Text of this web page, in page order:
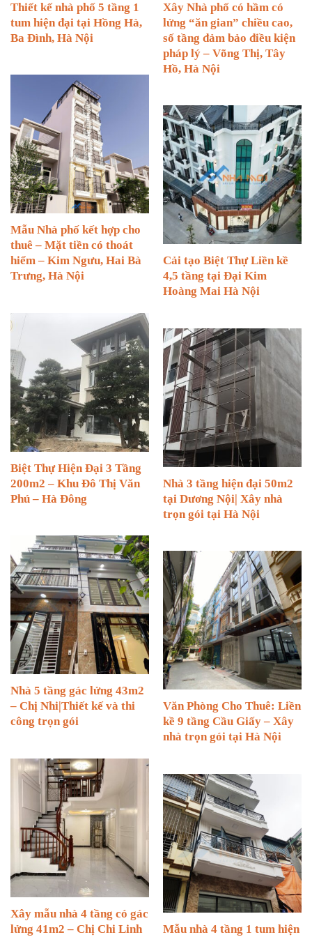
Thiết kế nhà phố 5 tầng 1
tum hiện đại tại Hồng Hà,
Ba Đình, Hà Nội
Xây Nhà phố có hầm có
lửng “ăn gian” chiều cao,
số tầng đảm bảo điều kiện
pháp lý – Võng Thị, Tây
Hồ, Hà Nội
Mẫu Nhà phố kết hợp cho
thuê – Mặt tiền có thoát
hiểm – Kim Ngưu, Hai Bà
Trưng, Hà Nội
Cải tạo Biệt Thự Liền kề
4,5 tầng tại Đại Kim
Hoàng Mai Hà Nội
Biệt Thự Hiện Đại 3 Tầng
200m2 – Khu Đô Thị Văn
Phú – Hà Đông
Nhà 3 tầng hiện đại 50m2
tại Dương Nội| Xây nhà
trọn gói tại Hà Nội
Nhà 5 tầng gác lửng 43m2
– Chị Nhi|Thiết kế và thi
công trọn gói
Văn Phòng Cho Thuê: Liền
kề 9 tầng Cầu Giấy – Xây
nhà trọn gói tại Hà Nội
Xây mẫu nhà 4 tầng có gác
lửng 41m2 – Chị Chi Linh
Mẫu nhà 4 tầng 1 tum hiện